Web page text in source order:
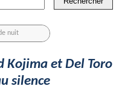
Kojima et Del Toro
silence